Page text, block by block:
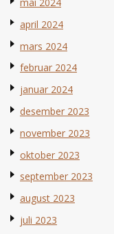
april 2024
mars 2024
februar 2024
januar 2024
desember 2023
november 2023
oktober 2023
september 2023
august 2023
juli 2023